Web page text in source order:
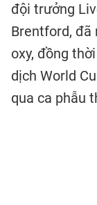
đội trưởng
Brentford, đã
oxy, đồng
dịch World
qua ca phẫu